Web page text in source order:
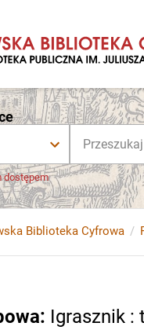
dostępem
Biblioteka Cyfrowa
: Igrasznik :